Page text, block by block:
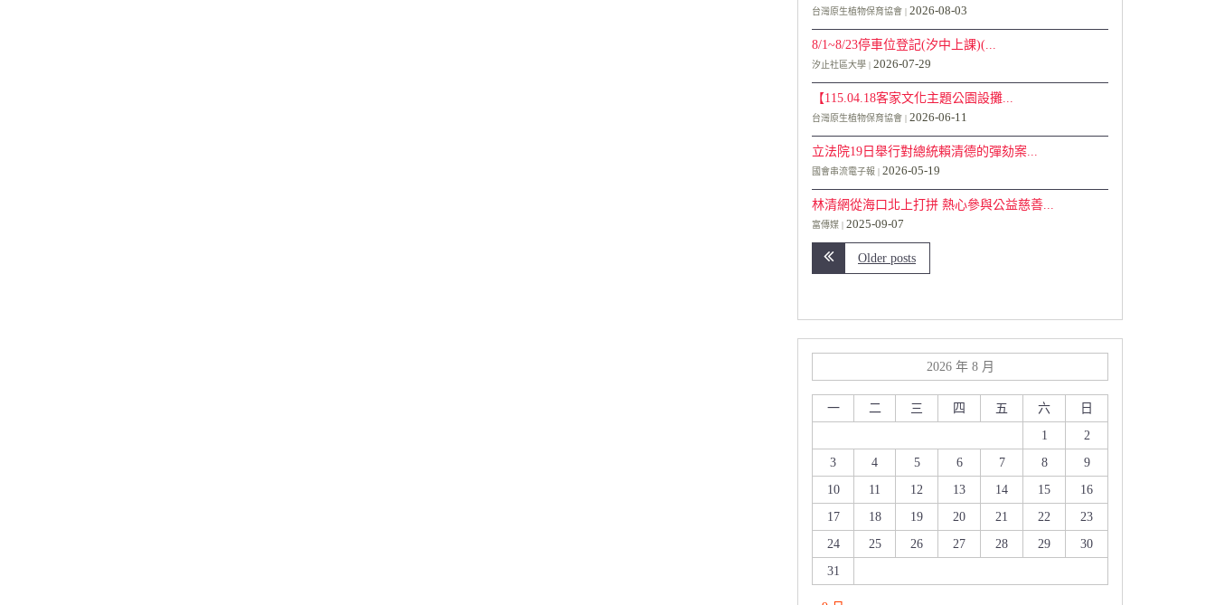
台灣原生植物保育協會 2026-08-03
8/1~8/23停車位登記(汐中上課)(...
汐止社區大學 2026-07-29
【115.04.18客家文化主題公園設攤...
台灣原生植物保育協會 2026-06-11
立法院19日舉行對總統賴清德的彈劾案...
國會串流電子報 2026-05-19
林清網從海口北上打拼 熱心參與公益慈善...
富傳媒 2025-09-07
Older posts
2026 年 8 月
一 二 三 四 五 六
日
1
2
3
4 5 6 7 8
9
10
11 12 13 14 15
16
17
18 19 20 21 22
23
24
25 26 27 28 29
30
31